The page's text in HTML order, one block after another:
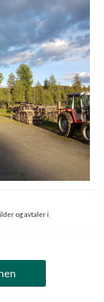
og avtaler i